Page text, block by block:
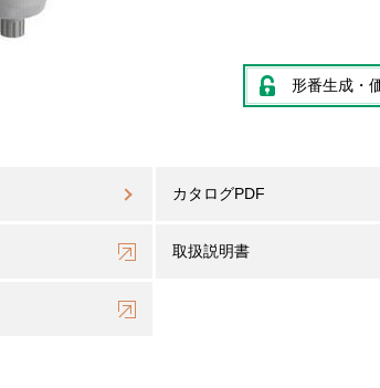
形番生成・
カタログPDF
取扱説明書